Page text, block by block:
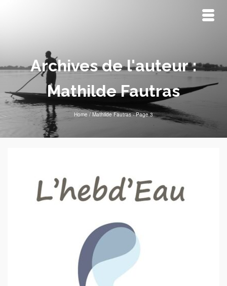
Archives de l'auteur :
Mathilde Fautras
Home / Mathilde Fautras- Page 3